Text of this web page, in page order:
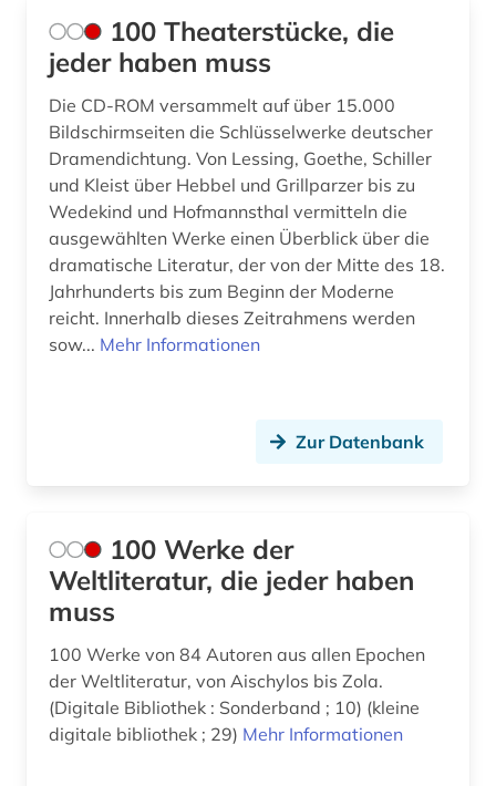
berlin (2)
berühmte persönlichkeit (1)
bettine von werke (1)
bezeichnungslehre (1)
bibel (1)
bibliografie (38)
bibliothek (4)
bild (1)
bildung (1)
bildungsforschung (1)
100 Theaterstücke, die
jeder haben muss
Die CD-ROM versammelt auf über 15.000
Bildschirmseiten die Schlüsselwerke deutscher
Dramendichtung. Von Lessing, Goethe, Schiller
und Kleist über Hebbel und Grillparzer bis zu
Wedekind und Hofmannsthal vermitteln die
ausgewählten Werke einen Überblick über die
dramatische Literatur, der von der Mitte des 18.
Jahrhunderts bis zum Beginn der Moderne
reicht. Innerhalb dieses Zeitrahmens werden
sow... Mehr Informationen
Zur Datenbank
100 Werke der
Weltliteratur, die jeder haben
muss
100 Werke von 84 Autoren aus allen Epochen
der Weltliteratur, von Aischylos bis Zola.
(Digitale Bibliothek : Sonderband ; 10) (kleine
digitale bibliothek ; 29) Mehr Informationen